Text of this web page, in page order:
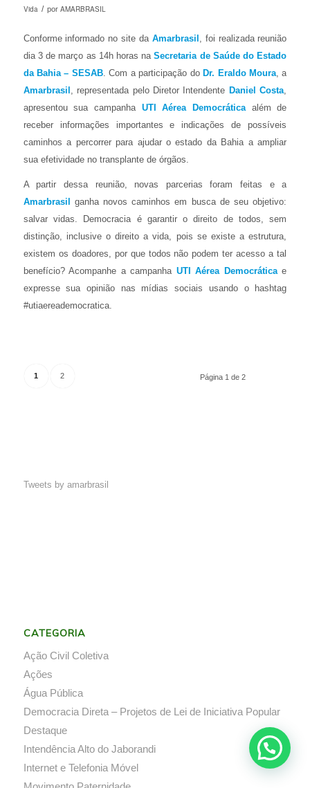
Vida / por AMARBRASIL
Conforme informado no site da Amarbrasil , foi realizada reunião
dia 3 de março as 14h horas naSecretaria de Saúde do Estado
da Bahia – SESAB. Com a participação do Dr. Eraldo Moura, a
Amarbrasil , representada pelo Diretor Intendente Daniel Costa,
apresentou sua campanha UTI Aérea Democráticaalém de
receber informações importantes e indicações de possíveis
caminhos a percorrer para ajudar o estado da Bahia a ampliar
sua efetividade no transplante de órgãos.
A partir dessa reunião, novas parcerias foram feitas e a
Amarbrasil
ganha novos caminhos em busca de seu objetivo:
salvar vidas. Democracia é garantir o direito de todos, sem
distinção, inclusive o direito a vida, pois se existe a estrutura,
existem os doadores, por que todos não podem ter acesso a tal
benefício? Acompanhe a campanhaUTI Aérea Democráticae
expresse sua opinião nas mídias sociais usando o hashtag
#utiaereademocratica.
Página 1 de 2
1 2
Tweets by amarbrasil
CATEGORIA
Ação Civil Coletiva
Ações
Água Pública
Democracia Direta – Projetos de Lei de Iniciativa Popular
Destaque
Intendência Alto do Jaborandi
Internet e Telefonia Móvel